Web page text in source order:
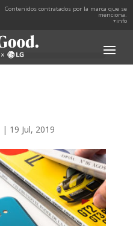
Contenidos contratados por la marca que se
menciona.
+info
| 19 Jul, 2019